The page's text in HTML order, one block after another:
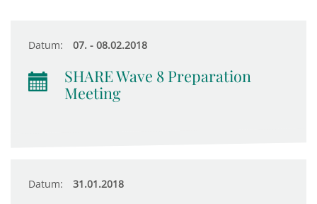
Datum: 07. - 08.02.2018
SHARE Wave 8 Preparation
Meeting
Datum: 31.01.2018